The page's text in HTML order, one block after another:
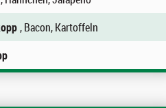
, Bacon, Kartoffeln